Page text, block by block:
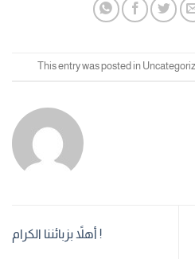
This entry was posted in
أهلاً بزبائننا الكرام !